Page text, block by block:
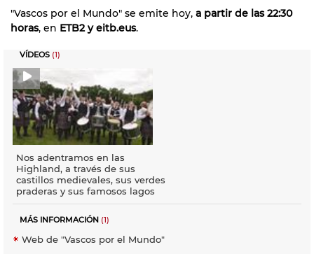
"Vascos por el Mundo" se emite hoy, a partir de las 22:30
horas, en ETB2 y eitb.eus.
VÍDEOS (1)
Nos adentramos en las
Highland, a través de sus
castillos medievales, sus verdes
praderas y sus famosos lagos
MÁS INFORMACIÓN (1)
Web de "Vascos por el Mundo"